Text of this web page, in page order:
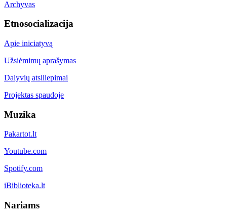
Archyvas
Etnosocializacija
Apie iniciatyvą
Užsiėmimų aprašymas
Dalyvių atsiliepimai
Projektas spaudoje
Muzika
Pakartot.lt
Youtube.com
Spotify.com
iBiblioteka.lt
Nariams